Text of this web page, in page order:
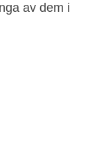
av dem i